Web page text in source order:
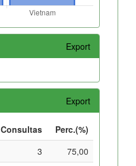
Export
Export
Consultas
Perc.(%)
3
75,00